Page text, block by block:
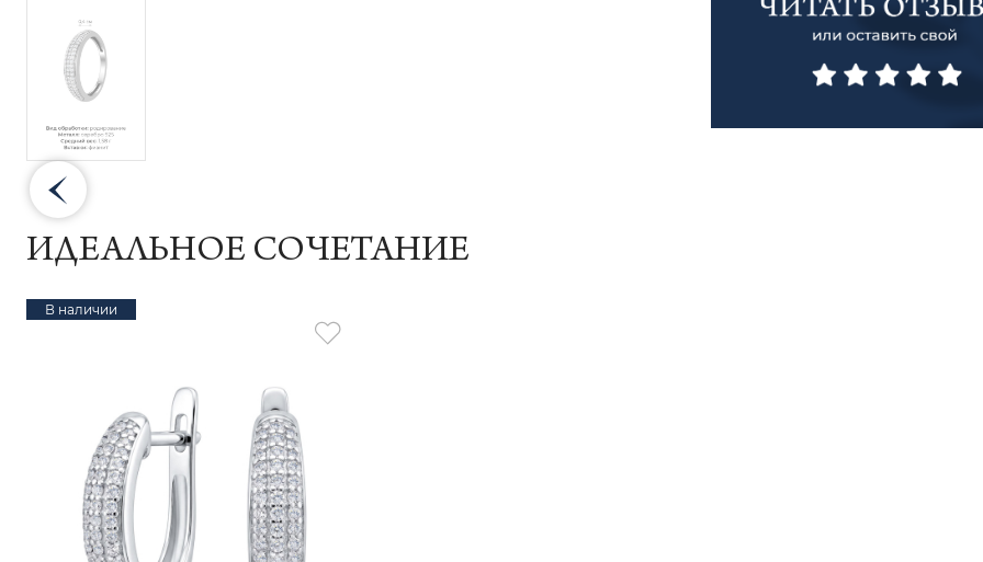
ИДЕАЛЬНОЕ СОЧЕТАНИЕ
В наличии